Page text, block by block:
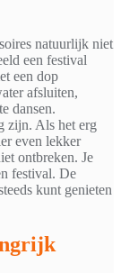
natuurlijk niet
een festival
een dop
afsluiten,
dansen.
zijn. Als het erg
even lekker
ontbreken. Je
festival. De
kunt genieten